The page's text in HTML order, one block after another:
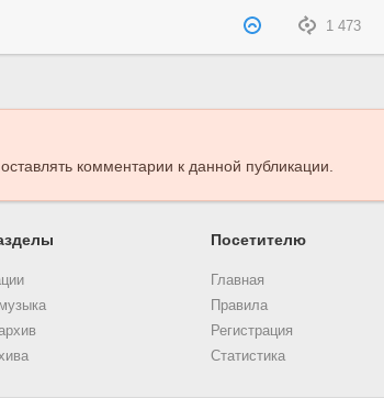
1 473
комментарии к данной публикации.
Посетителю
Главная
Правила
Регистрация
Статистика